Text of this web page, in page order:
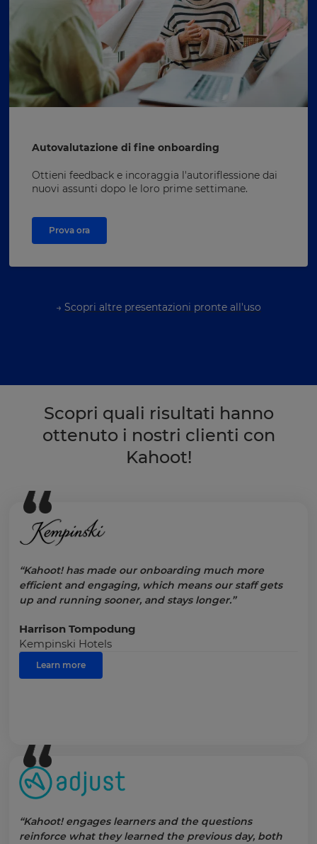
Autovalutazione di fine onboarding
Ottieni feedback e incoraggia l'autoriflessione dai
nuovi assunti dopo le loro prime settimane.
Prova ora
→ Scopri altre presentazioni pronte all'uso
Scopri quali risultati hanno
ottenuto i nostri clienti con
Kahoot!
“Kahoot! has made our onboarding much more
efficient and engaging, which means our staff gets
up and running sooner, and stays longer.”
Harrison Tompodung
Kempinski Hotels
Learn more
“Kahoot! engages learners and the questions
reinforce what they learned the previous day, both